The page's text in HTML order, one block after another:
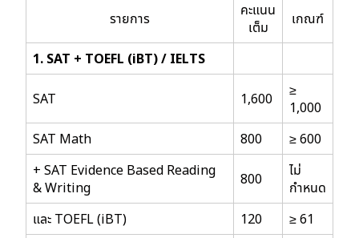
รายการ
คะแนน
เต็ม
เกณฑ์
1. SAT + TOEFL (iBT) / IELTS
SAT 1,600
≥
1,000
SAT Math
800
≥ 600
+ SAT Evidence Based Reading
& Writing
800
ไม่
กำหนด
และ TOEFL (iBT)
120 ≥ 61